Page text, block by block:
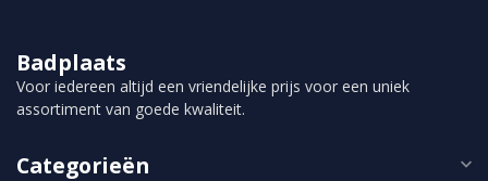
Badplaats
Voor iedereen altijd een vriendelijke prijs voor een uniek
assortiment van goede kwaliteit.
Categorieën